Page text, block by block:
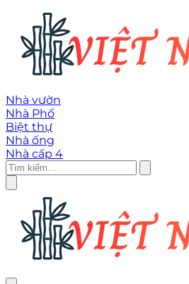
Nhà vườn
Nhà Phố
Biệt thự
Nhà ống
Nhà cấp 4